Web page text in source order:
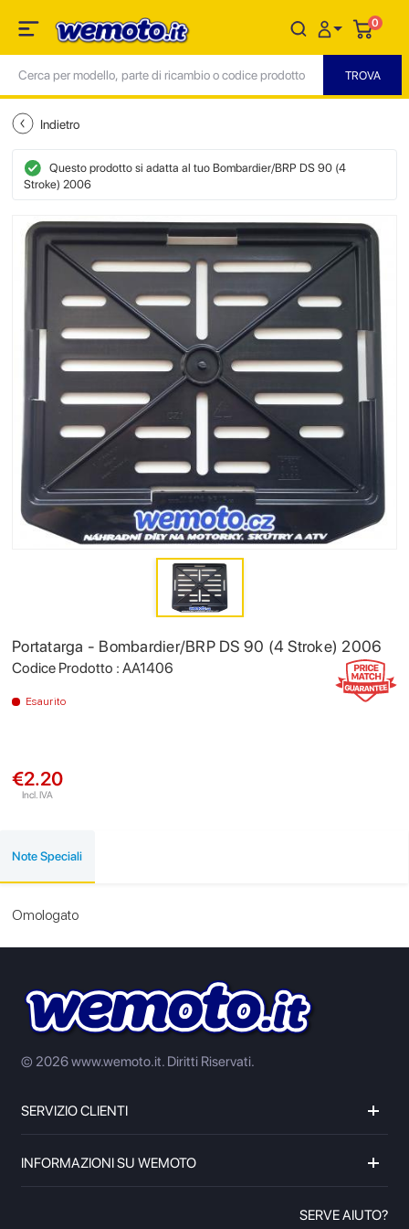
0
Indietro
Questo prodotto si adatta al tuo Bombardier/BRP DS 90 (4
Stroke) 2006
Portatarga - Bombardier/BRP DS 90 (4 Stroke) 2006
Codice Prodotto : AA1406
Esaurito
€2.20
Incl. IVA
Note Speciali
Omologato
© 2026 www.wemoto.it. Diritti Riservati.
SERVIZIO CLIENTI
INFORMAZIONI SU WEMOTO
SERVE AIUTO?